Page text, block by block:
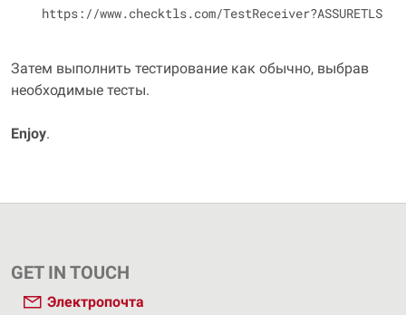
  https://www.checktls.com/TestReceiver?ASSURETLS
Затем выполнить тестирование как обычно, выбрав
необходимые тесты.
Enjoy.
GET IN TOUCH
Электропочта